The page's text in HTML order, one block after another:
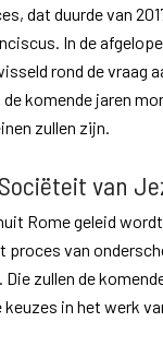
dat duurde van
In de
rond de vraag
komende jaren
zullen zijn.
van
Rome geleid
proces van
Die zullen de
in het werk